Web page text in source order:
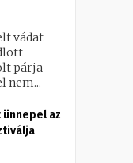
vádat
párja
nem...
az